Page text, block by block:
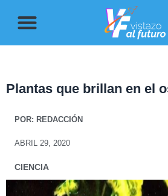
Plantas que brillan en el
POR: REDACCIÓN
ABRIL 29, 2020
CIENCIA